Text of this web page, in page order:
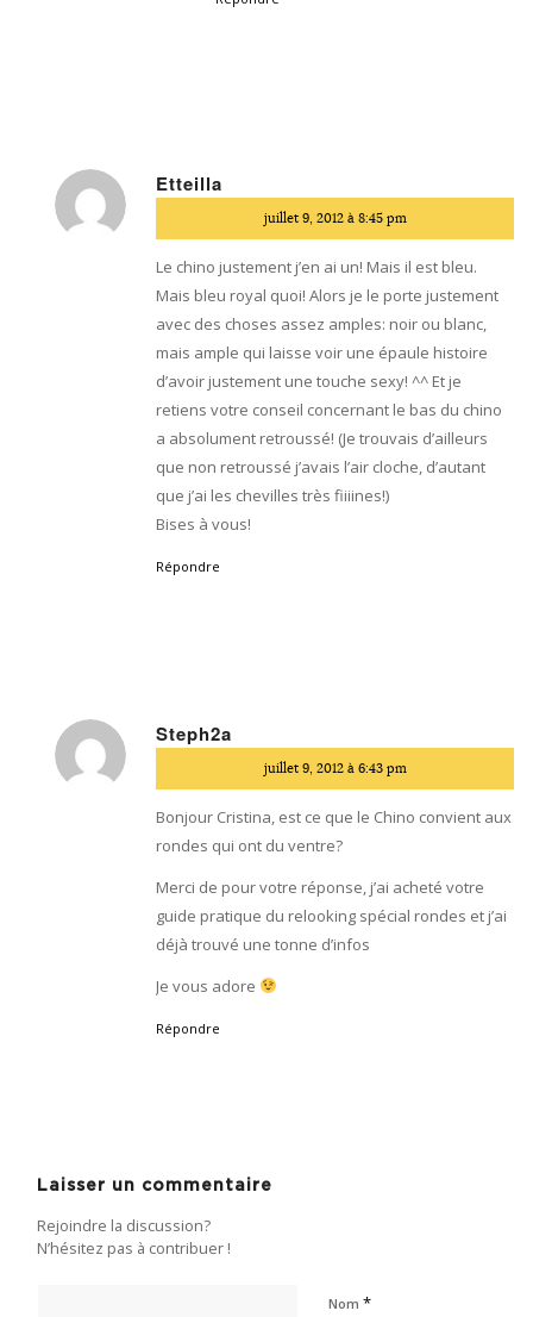
Etteilla
:
juillet 9, 2012 à 8:45 pm
Le chino justement j’en ai un! Mais il est bleu.
Mais bleu royal quoi! Alors je le porte justement
avec des choses assez amples: noir ou blanc,
mais ample qui laisse voir une épaule histoire
d’avoir justement une touche sexy! ^^ Et je
retiens votre conseil concernant le bas du chino
a absolument retroussé! (Je trouvais d’ailleurs
que non retroussé j’avais l’air cloche, d’autant
que j’ai les chevilles très fiiiines!)
Bises à vous!
Répondre
Steph2a
:
juillet 9, 2012 à 6:43 pm
Bonjour Cristina, est ce que le Chino convient aux
rondes qui ont du ventre?
Merci de pour votre réponse, j’ai acheté votre
guide pratique du relooking spécial rondes et j’ai
déjà trouvé une tonne d’infos
Je vous adore
Répondre
Laisser un commentaire
Rejoindre la discussion?
N’hésitez pas à contribuer !
Nom*